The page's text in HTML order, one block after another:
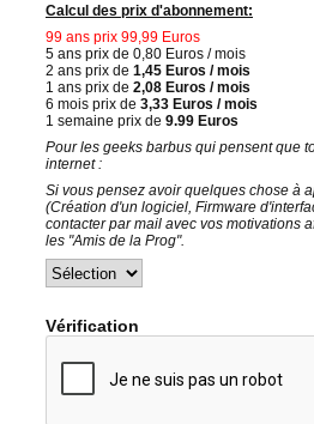
Calcul des prix d'abonnement:
99 ans prix 99,99 Euros
5 ans prix de 0,80 Euros / mois
2 ans prix de 1,45 Euros / mois
1 ans prix de 2,08 Euros / mois
6 mois prix de 3,33 Euros / mois
1 semaine prix de 9.99 Euros
Pour les geeks barbus qui pensent que
internet :
Si vous pensez avoir quelques chose à
(Création d'un logiciel, Firmware
contacter par mail avec vos motivations
les "Amis de la Prog".
Vérification